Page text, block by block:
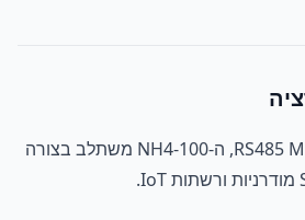
עם ממשק RS485 Modbus RTU, ה-NH4-100 משתלב בצורה